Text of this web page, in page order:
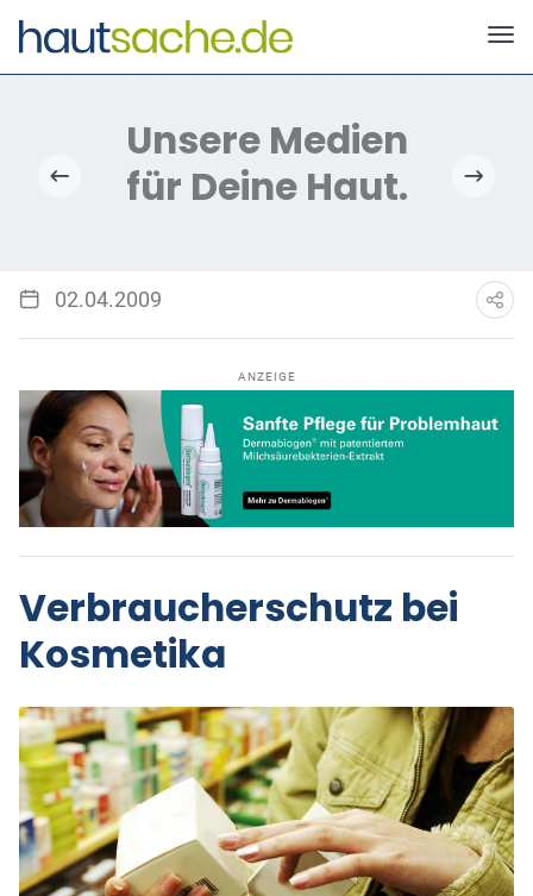
02.04.2009
ANZEIGE
Verbraucherschutz bei
Kosmetika